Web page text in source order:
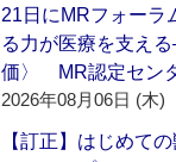
21日にMRフォーラ
る力が医療を支え
価〉 MR認定セン
2026年08月06日 (木)
【訂正】はじめて